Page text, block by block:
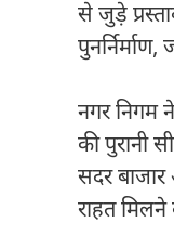
से जुड़े
नगर निगम
की पुरानी
सदर
राहत मिलने